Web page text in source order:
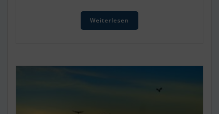
Weiterlesen